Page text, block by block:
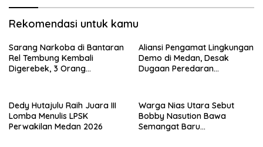
Rekomendasi untuk kamu
Sarang Narkoba di Bantaran
Rel Tembung Kembali
Digerebek, 3 Orang
Aliansi Pengamat Lingkungan
Demo di Medan, Desak
Dugaan Peredaran
Dedy Hutajulu Raih Juara III
Lomba Menulis LPSK
Perwakilan Medan 2026
Warga Nias Utara Sebut
Bobby Nasution Bawa
Semangat Baru